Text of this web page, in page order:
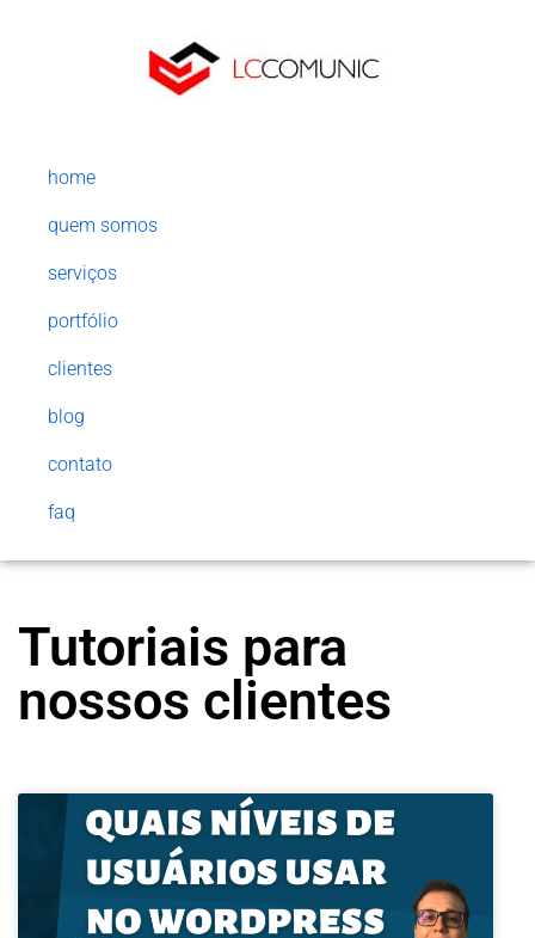
home
quem somos
serviços
portfólio
clientes
blog
contato
faq
Tutoriais para
nossos clientes